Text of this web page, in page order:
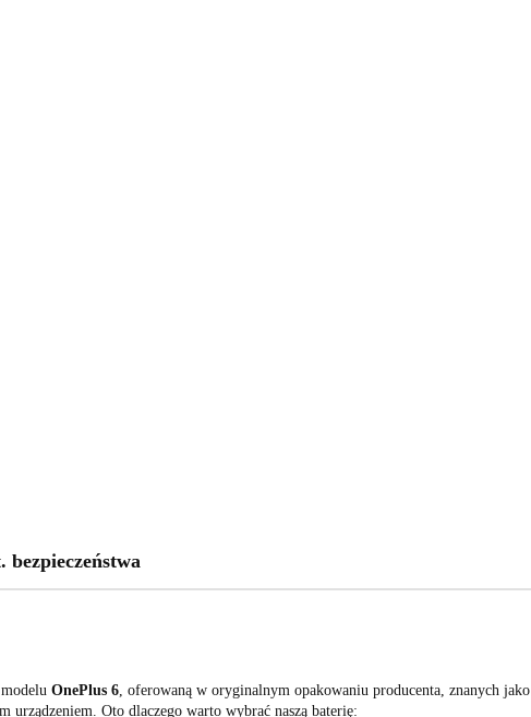
OnePlus 6 , oferowaną w oryginalnym opakowaniu producenta, znanych jako
urządzeniem. Oto dlaczego warto wybrać naszą baterię: